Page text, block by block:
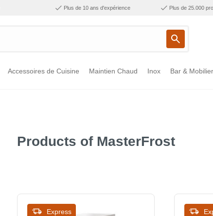
Plus de 10 ans d'expérience Plus de 25.000
Accessoires de Cuisine Maintien Chaud Inox Bar & Mobilier
Products of MasterFrost
Express